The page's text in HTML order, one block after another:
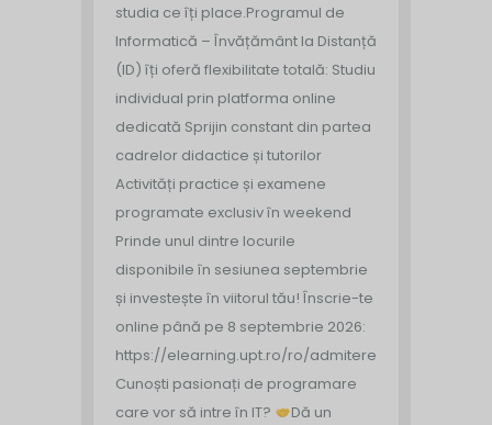
studia ce îți place.Programul de
Informatică – Învățământ la Distanță
(ID) îți oferă flexibilitate totală: Studiu
individual prin platforma online
dedicată ‍ Sprijin constant din partea
cadrelor didactice și tutorilor
Activități practice și examene
programate exclusiv în weekend
Prinde unul dintre locurile
disponibile în sesiunea septembrie
și investește în viitorul tău! Înscrie-te
online până pe 8 septembrie 2026:
https://elearning.upt.ro/ro/admitere/
Cunoști pasionați de programare
care vor să intre în IT?
Dă un